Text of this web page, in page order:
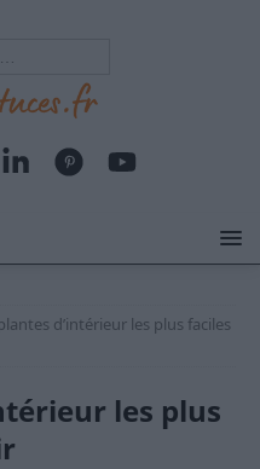
d’intérieur les plus faciles
les plus